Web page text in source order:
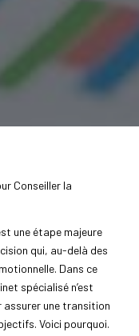
Conseiller la
une étape majeure
qui, au-delà des
Dans ce
spécialisé n’est
assurer une transition
Voici pourquoi.